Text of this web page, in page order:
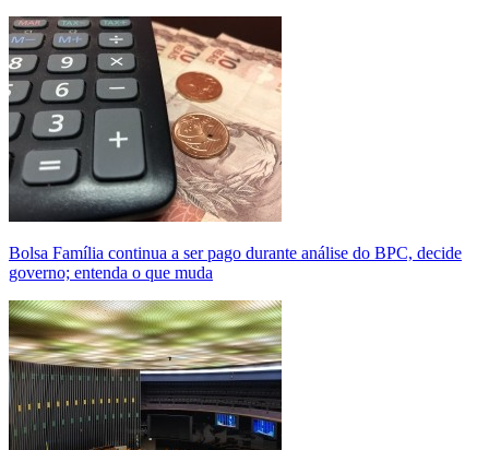
Bolsa Família continua a ser pago durante análise do BPC, decide
governo; entenda o que muda